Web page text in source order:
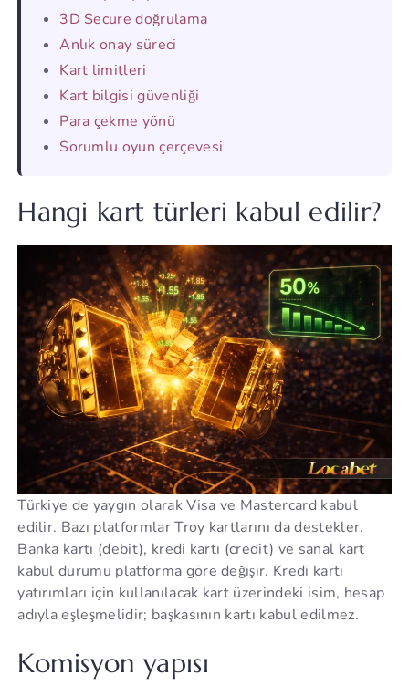
3D Secure doğrulama
Anlık onay süreci
Kart limitleri
Kart bilgisi güvenliği
Para çekme yönü
Sorumlu oyun çerçevesi
Hangi kart türleri kabul edilir?
Türkiye de yaygın olarak Visa ve Mastercard kabul
edilir. Bazı platformlar Troy kartlarını da destekler.
Banka kartı (debit), kredi kartı (credit) ve sanal kart
kabul durumu platforma göre değişir. Kredi kartı
yatırımları için kullanılacak kart üzerindeki isim, hesap
adıyla eşleşmelidir; başkasının kartı kabul edilmez.
Komisyon yapısı